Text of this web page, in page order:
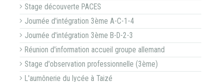
Stage découverte PACES
Journée d'intégration 3ème A-C-1-4
Journée d'intégration 3ème B-D-2-3
Réunion d'information accueil groupe allemand
Stage d'observation professionnelle (3ème)
L'aumônerie du lycée à Taizé